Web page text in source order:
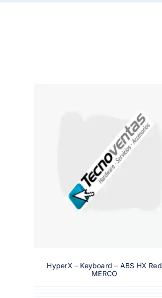
HyperX – Keyboard – ABS HX Red
MERCO